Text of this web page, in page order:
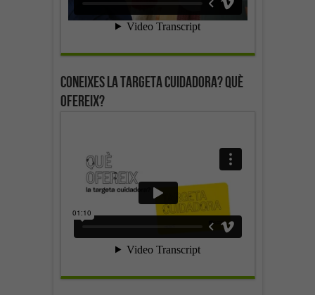
Coneixes la targeta cuidadora? Què
ofereix?